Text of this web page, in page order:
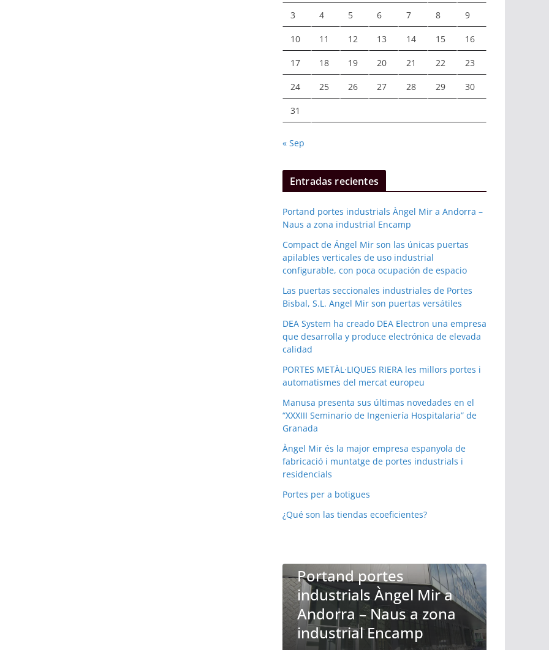
3 4 5 6 7 8 9
10 11 12 13 14 15 16
17 18 19 20 21 22 23
24 25 26 27 28 29 30
31
« Sep
Entradas recientes
Portand portes industrials Àngel Mir a Andorra –
Naus a zona industrial Encamp
Compact de Ángel Mir son las únicas puertas
apilables verticales de uso industrial
configurable, con poca ocupación de espacio
Las puertas seccionales industriales de Portes
Bisbal, S.L. Angel Mir son puertas versátiles
DEA System ha creado DEA Electron una empresa
que desarrolla y produce electrónica de elevada
calidad
PORTES METÀL·LIQUES RIERA les millors portes i
automatismes del mercat europeu
Manusa presenta sus últimas novedades en el
“XXXIII Seminario de Ingeniería Hospitalaria” de
Granada
Àngel Mir és la major empresa espanyola de
fabricació i muntatge de portes industrials i
residencials
Portes per a botigues
¿Qué son las tiendas ecoeficientes?
industrials Àngel Mir a
Andorra – Naus a zona
PORTES AUTOMATIQUES ANDORRA ELS ESPECIALISTES
EN PORTES DE TOT TIPUS
apilables verticales de
uso industrial
configurable, con poca
ocupación de espacio